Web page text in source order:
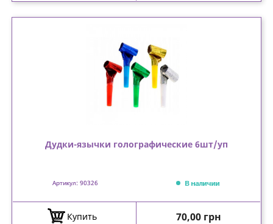
Дудки-язычки голографические 6шт/уп
Артикул: 90326 В наличии
Купить Цена
70,00 грн